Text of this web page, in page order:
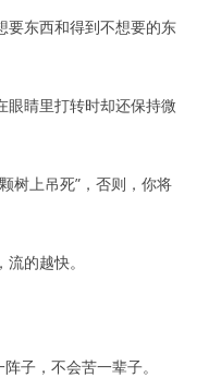
要东西和得到不想要的东
眼睛里打转时却还保持微
树上吊死”，否则，你将
的越快。
子，不会苦一辈子。